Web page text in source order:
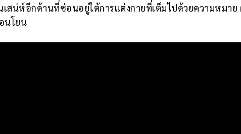
เสน่ห์อีกด้านที่ซ่อนอยู่ใต้การแต่งกายที่เต็มไปด้วยความหมาย
นโยน